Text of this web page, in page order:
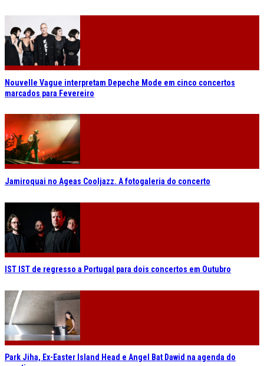
Nouvelle Vague interpretam Depeche Mode em cinco concertos
marcados para Fevereiro
Jamiroquai no Ageas Cooljazz. A fotogaleria do concerto
IST IST de regresso a Portugal para dois concertos em Outubro
Park Jiha, Ex-Easter Island Head e Angel Bat Dawid na agenda do